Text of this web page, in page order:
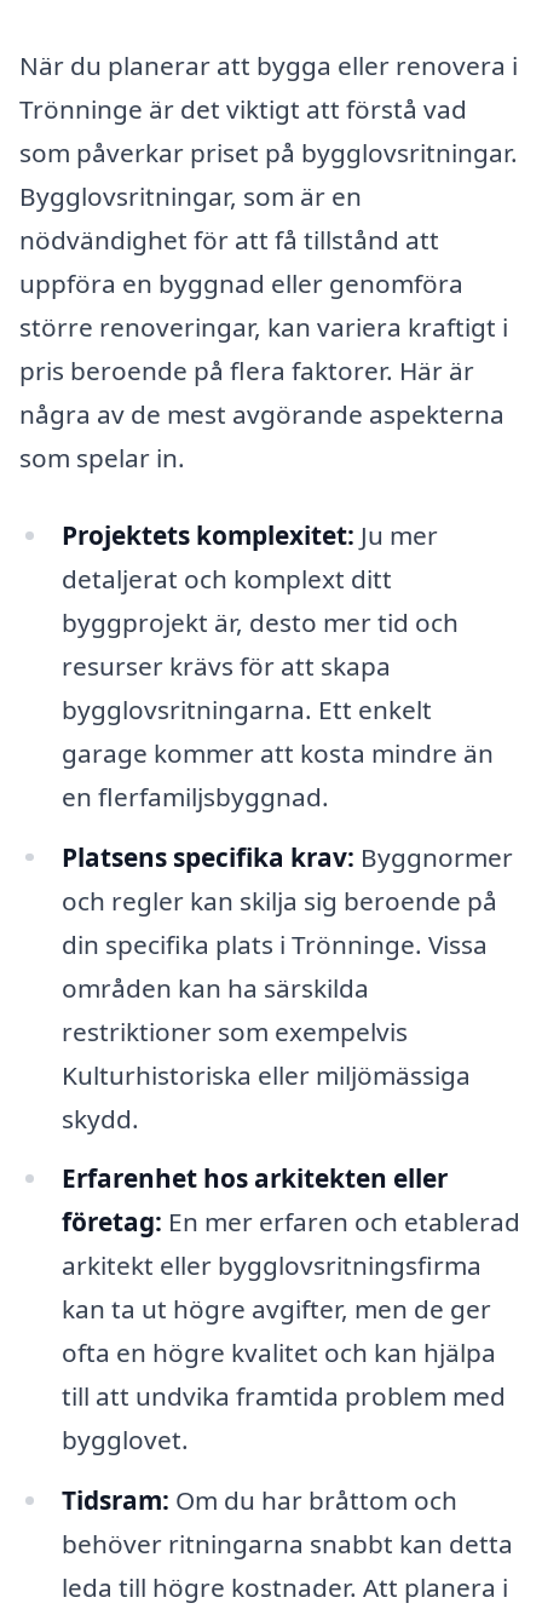
När du planerar att bygga eller renovera i
Trönninge är det viktigt att förstå vad
som påverkar priset på bygglovsritningar.
Bygglovsritningar, som är en
nödvändighet för att få tillstånd att
uppföra en byggnad eller genomföra
större renoveringar, kan variera kraftigt i
pris beroende på flera faktorer. Här är
några av de mest avgörande aspekterna
som spelar in.
Projektets komplexitet: Ju mer
detaljerat och komplext ditt
byggprojekt är, desto mer tid och
resurser krävs för att skapa
bygglovsritningarna. Ett enkelt
garage kommer att kosta mindre än
en flerfamiljsbyggnad.
Platsens specifika krav: Byggnormer
och regler kan skilja sig beroende på
din specifika plats i Trönninge. Vissa
områden kan ha särskilda
restriktioner som exempelvis
Kulturhistoriska eller miljömässiga
skydd.
Erfarenhet hos arkitekten eller
företag: En mer erfaren och etablerad
arkitekt eller bygglovsritningsfirma
kan ta ut högre avgifter, men de ger
ofta en högre kvalitet och kan hjälpa
till att undvika framtida problem med
bygglovet.
Tidsram: Om du har bråttom och
behöver ritningarna snabbt kan detta
leda till högre kostnader. Att planera i